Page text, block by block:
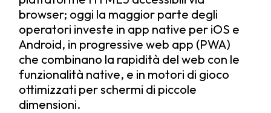
browser; oggi la maggior parte degli
operatori investe in app native per iOS e
Android, in progressive web app (PWA)
che combinano la rapidità del web con le
funzionalità native, e in motori di gioco
ottimizzati per schermi di piccole
dimensioni.